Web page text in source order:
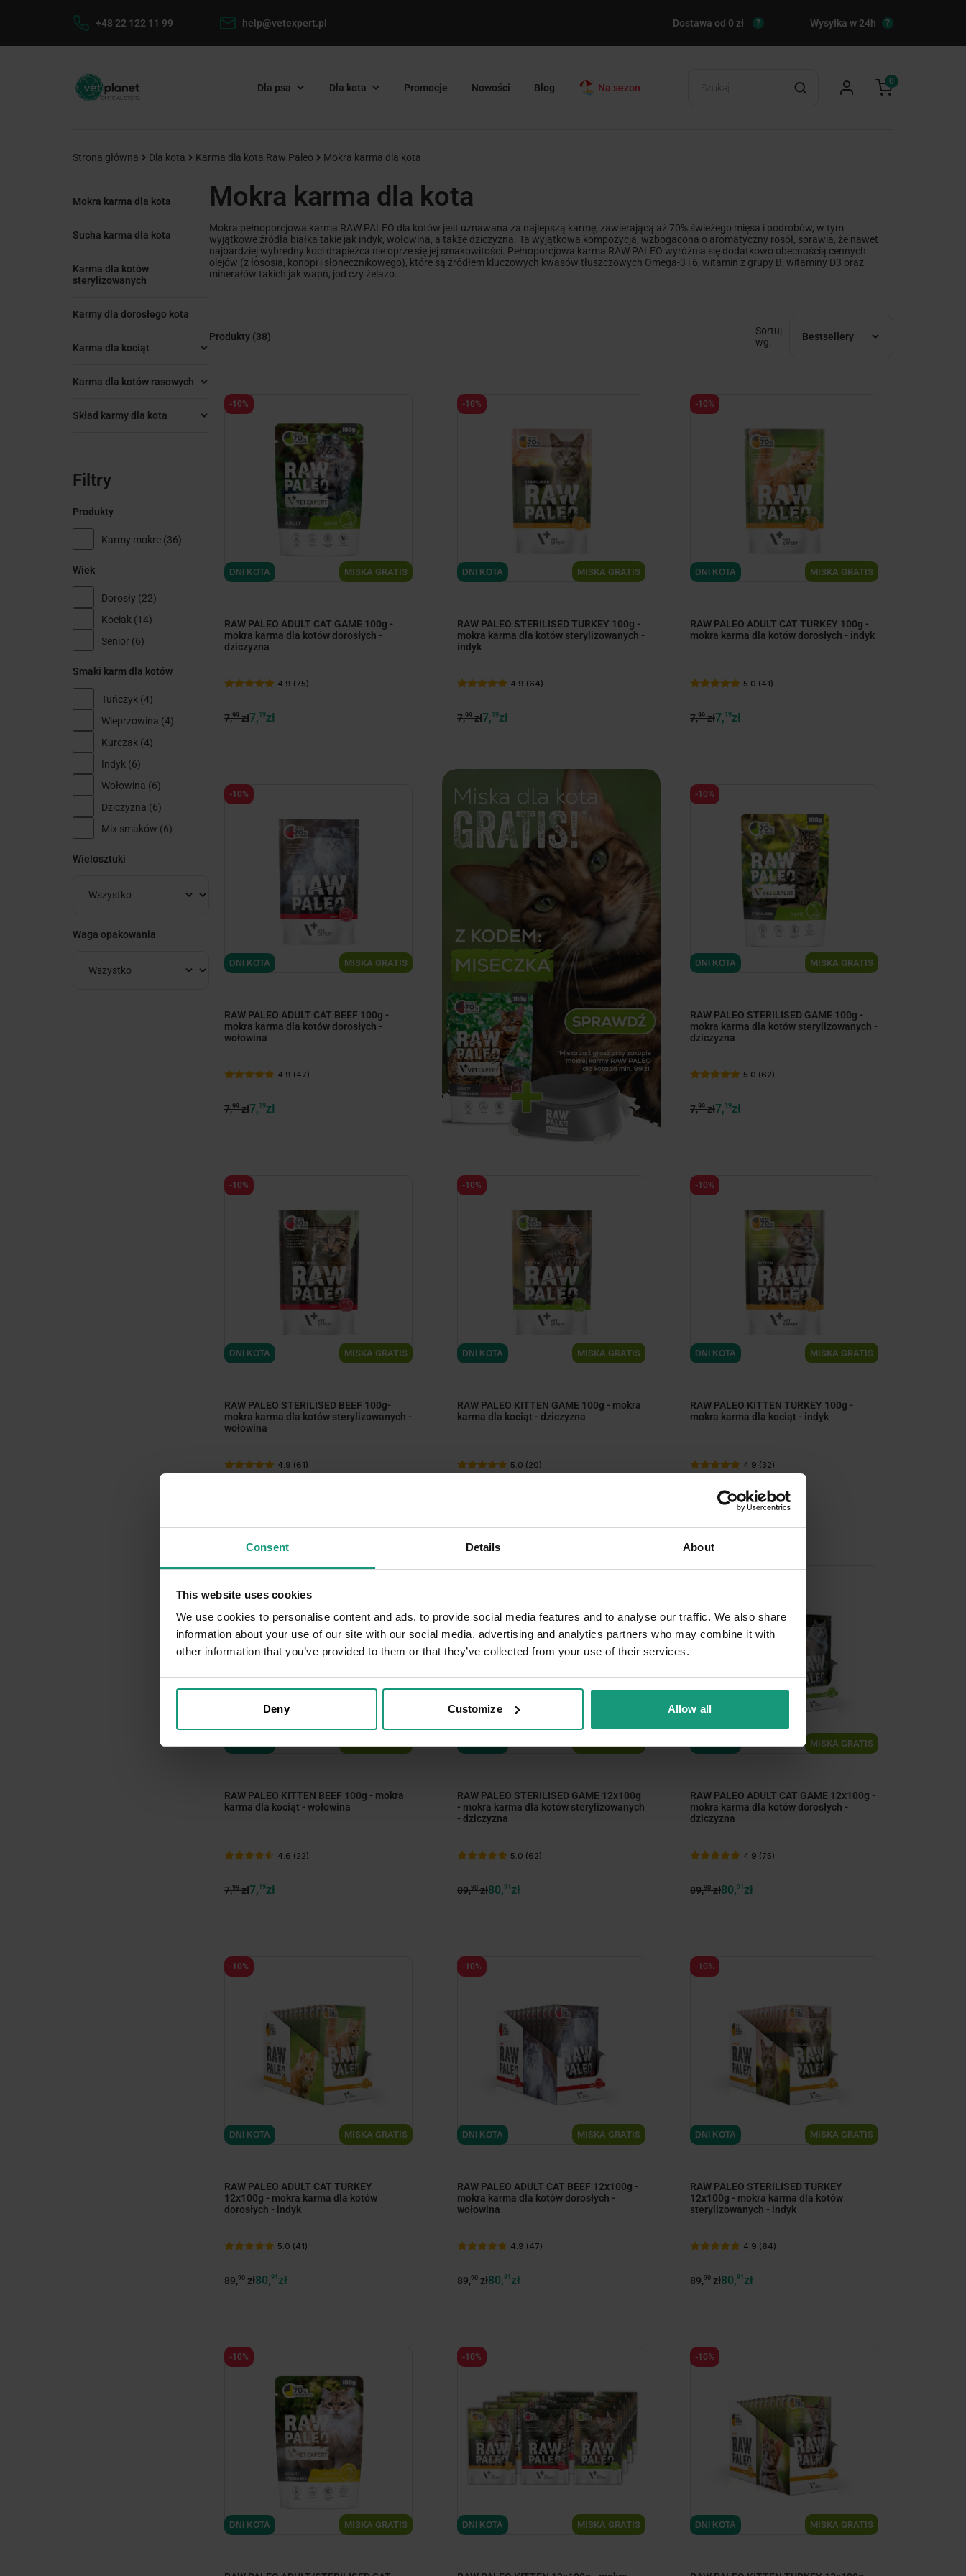
Consent Details About
This website uses cookies
We use cookies to personalise content and ads, to provide social media features and to analyse our traffic. We also share
information about your use of our site with our social media, advertising and analytics partners who may combine it with
other information that you’ve provided to them or that they’ve collected from your use of their services.
Deny Customize Allow all
+48 22 122 11 99 help@vetexpert.pl Dostawa od 0 zł ? Wysyłka w 24h ?
Dla psa Dla kota Promocje Nowości Blog Na sezon
0
Strona główna Dla kota Karma dla kota Raw Paleo Mokra karma dla kota
Mokra karma dla kota
Sucha karma dla kota
Karma dla kotów
sterylizowanych
Karmy dla dorosłego kota
Karma dla kociąt
Karma dla kotów rasowych
Skład karmy dla kota
Filtry
Produkty
Karmy mokre (36)
Wiek
Dorosły (22)
Kociak (14)
Senior (6)
Smaki karm dla kotów
Tuńczyk (4)
Wieprzowina (4)
Kurczak (4)
Indyk (6)
Wołowina (6)
Dziczyzna (6)
Mix smaków (6)
Wielosztuki
Waga opakowania
Mokra karma dla kota
Mokra pełnoporcjowa karma RAW PALEO dla kotów jest uznawana za najlepszą karmę, zawierającą aż 70% świeżego mięsa i podrobów, w tym
wyjątkowe źródła białka takie jak indyk, wołowina, a także dziczyzna. Ta wyjątkowa kompozycja, wzbogacona o aromatyczny rosół, sprawia, że nawet
najbardziej wybredny koci drapieżca nie oprze się jej smakowitości. Pełnoporcjowa karma RAW PALEO wyróżnia się dodatkowo obecnością cennych
olejów (z łososia, konopi i słonecznikowego), które są źródłem kluczowych kwasów tłuszczowych Omega-3 i 6, witamin z grupy B, witaminy D3 oraz
minerałów takich jak wapń, jod czy żelazo.
Produkty(38)
Sortuj
wg:
Bestsellery
MISKA GRATIS
DNI KOTA
RAW PALEO ADULT CAT GAME 100g -
mokra karma dla kotów dorosłych -
dziczyzna
4.9 (75)
7,99zł7, 19zł
-10%
MISKA GRATIS
DNI KOTA
RAW PALEO STERILISED TURKEY 100g -
mokra karma dla kotów sterylizowanych -
indyk
4.9 (64)
7,99zł7, 19zł
-10%
MISKA GRATIS
DNI KOTA
RAW PALEO ADULT CAT TURKEY 100g -
mokra karma dla kotów dorosłych - indyk
5.0 (41)
7,99zł7, 19zł
-10%
MISKA GRATIS
DNI KOTA
RAW PALEO ADULT CAT BEEF 100g -
mokra karma dla kotów dorosłych -
wołowina
4.9 (47)
7,99zł7, 19zł
-10%
MISKA GRATIS
DNI KOTA
RAW PALEO STERILISED GAME 100g -
mokra karma dla kotów sterylizowanych -
dziczyzna
5.0 (62)
7,99zł7, 19zł
-10%
MISKA GRATIS
DNI KOTA
RAW PALEO STERILISED BEEF 100g-
mokra karma dla kotów sterylizowanych -
wołowina
4.9 (61)
-10%
MISKA GRATIS
DNI KOTA
RAW PALEO KITTEN GAME 100g - mokra
karma dla kociąt - dziczyzna
5.0 (20)
-10%
MISKA GRATIS
DNI KOTA
RAW PALEO KITTEN TURKEY 100g -
mokra karma dla kociąt - indyk
4.9 (32)
7,19zł
-10%
MISKA GRATIS
DNI KOTA
RAW PALEO KITTEN BEEF 100g - mokra
karma dla kociąt - wołowina
4.6 (22)
7,99zł7, 19zł
MISKA GRATIS
DNI KOTA
RAW PALEO STERILISED GAME 12x100g
- mokra karma dla kotów sterylizowanych
- dziczyzna
5.0 (62)
89,90zł80,91 zł
MISKA GRATIS
DNI KOTA
RAW PALEO ADULT CAT GAME 12x100g -
mokra karma dla kotów dorosłych -
dziczyzna
4.9 (75)
89,90zł80,91 zł
MISKA GRATIS
DNI KOTA
RAW PALEO ADULT CAT TURKEY
12x100g - mokra karma dla kotów
dorosłych - indyk
5.0 (41)
89,90zł80,91 zł
-10%
MISKA GRATIS
DNI KOTA
RAW PALEO ADULT CAT BEEF 12x100g -
mokra karma dla kotów dorosłych -
wołowina
4.9 (47)
89,90zł80,91 zł
-10%
MISKA GRATIS
DNI KOTA
RAW PALEO STERILISED TURKEY
12x100g - mokra karma dla kotów
sterylizowanych - indyk
4.9 (64)
89,90zł80,91 zł
-10%
MISKA GRATIS
DNI KOTA
-10%
MISKA GRATIS
DNI KOTA
-10%
MISKA GRATIS
DNI KOTA
-10%